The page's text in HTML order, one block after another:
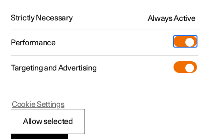
Pre-owned
Shop
Mere
Udforsk Polestar 2
Kampagner
Nye lagerbiler
Prøvetur
Nye lagerbiler
Udforsk Polestar 4
Kampagner
Nye lagerbiler
Pre-owned-programmet
Pre-owned Polestar 2
Byg din bil
Pre-owned
Prøvetur
Extras tilbehør
(Åbner i et nyt vindue)
Experiences
Firmabil
Find os
Servicelokationer
Ejerskab
Opladning
Om Polestar
Bæredygtighed
Polestar 2
Tilslut Polestar-appen
Strictly Necessary Always Active
Performance
Targeting and Advertising
Allow selected
Cookie Settings